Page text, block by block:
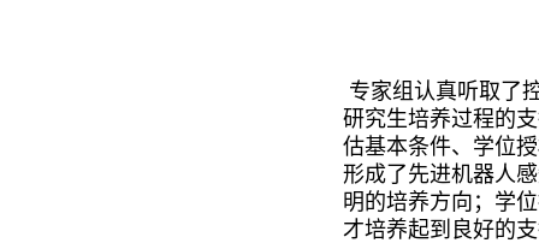
专家组认真听取了
研究生培养过程的
估基本条件、学位
形成了先进机器人
明的培养方向；学
才培养起到良好的